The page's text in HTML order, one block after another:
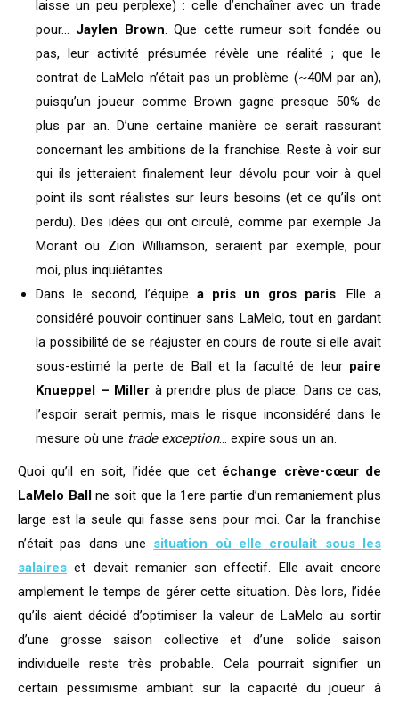
laisse un peu perplexe) : celle d’enchaîner avec un trade
pour… Jaylen Brown. Que cette rumeur soit fondée ou
pas, leur activité présumée révèle une réalité ; que le
contrat de LaMelo n’était pas un problème (~40M par an),
puisqu’un joueur comme Brown gagne presque 50% de
plus par an. D’une certaine manière ce serait rassurant
concernant les ambitions de la franchise. Reste à voir sur
qui ils jetteraient finalement leur dévolu pour voir à quel
point ils sont réalistes sur leurs besoins (et ce qu’ils ont
perdu). Des idées qui ont circulé, comme par exemple Ja
Morant ou Zion Williamson, seraient par exemple, pour
moi, plus inquiétantes.
Dans le second, l’équipe a pris un gros paris. Elle a
considéré pouvoir continuer sans LaMelo, tout en gardant
la possibilité de se réajuster en cours de route si elle avait
sous-estimé la perte de Ball et la faculté de leur paire
Knueppel – Miller à prendre plus de place. Dans ce cas,
l’espoir serait permis, mais le risque inconsidéré dans le
mesure où une trade exception… expire sous un an.
Quoi qu’il en soit, l’idée que cet échange crève-cœur de
LaMelo Ballne soit que la 1ere partie d’un remaniement plus
large est la seule qui fasse sens pour moi. Car la franchise
n’était pas dans une situation où elle croulait sous les
salaires et devait remanier son effectif. Elle avait encore
amplement le temps de gérer cette situation. Dès lors, l’idée
qu’ils aient décidé d’optimiser la valeur de LaMelo au sortir
d’une grosse saison collective et d’une solide saison
individuelle reste très probable. Cela pourrait signifier un
certain pessimisme ambiant sur la capacité du joueur à